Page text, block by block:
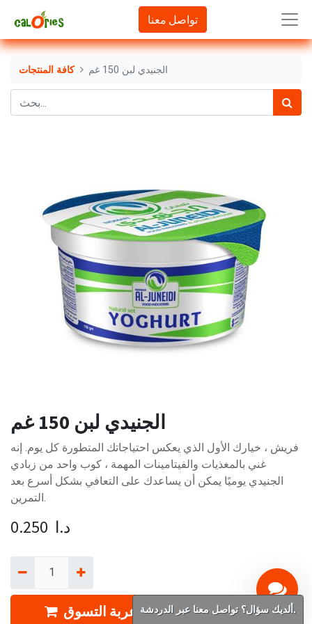
تواصل معنا
كافة المنتجات الجنيدي لبن 150 غم
الجنيدي لبن 150 غم
فريش ، خيارك الأول الذي يعكس احتياجاتك المتطورة كل يوم. إنه
غني بالمغذيات والفيتامينات المهمة ، كوب واحد من زبادي
الجنيدي يوميًا يمكن أن يساعدك على التعافي بشكل أسرع بعد
التمرين.
0.250 د.ا
إضافة إلى عربة التسوق ألديك سؤال؟ تواصل معنا عبر الدردشة.